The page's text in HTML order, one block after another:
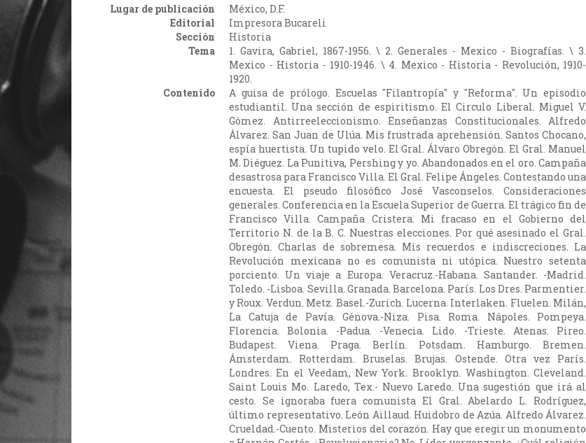
Lugar de publicación
México, D.F.
Editorial
Impresora Bucareli
Sección
Historia
Tema
1. Gavira, Gabriel, 1867-1956. \ 2. Generales - Mexico - Biografías. \ 3.
Mexico - Historia - 1910-1946. \ 4. Mexico - Historia - Revolución, 1910-
1920.
Contenido
A guisa de prólogo. Escuelas "Filantropía" y "Reforma". Un episodio
estudiantil. Una sección de espiritismo. El Circulo Liberal. Miguel V.
Gómez. Antirreeleccionismo. Enseñanzas Constitucionales. Alfredo
Álvarez. San Juan de Ulúa. Mis frustrada aprehensión. Santos Chocano,
espía huertista. Un tupido velo. El Gral. Álvaro Obregón. El Gral. Manuel
M. Diéguez. La Punitiva, Pershing y yo. Abandonados en el oro. Campaña
desastrosa para Francisco Villa. El Gral. Felipe Ángeles. Contestando una
encuesta. El pseudo filosófico José Vasconselos. Consideraciones
generales. Conferencia en la Escuela Superior de Guerra. El trágico fin de
Francisco Villa. Campaña Cristera. Mi fracaso en el Gobierno del
Territorio N. de la B. C. Nuestras elecciones. Por qué asesinado el Gral.
Obregón. Charlas de sobremesa. Mis recuerdos e indiscreciones. La
Revolución mexicana no es comunista ni utópica. Nuestro setenta
porciento. Un viaje a Europa. Veracruz.-Habana. Santander. -Madrid.
Toledo. -Lisboa. Sevilla. Granada. Barcelona. París. Los Dres. Parmentier.
y Roux. Verdun. Metz. Basel.-Zurich. Lucerna. Interlaken. Fluelen. Milán,
La Catuja de Pavía. Génova.-Niza. Pisa. Roma. Nápoles. Pompeya.
Florencia. Bolonia. -Padua. -Venecia. Lido. -Trieste. Atenas. Pireo.
Budapest. Viena. Praga. Berlín. Potsdam. Hamburgo. Bremen.
Ámsterdam. Rotterdam. Bruselas. Brujas. Ostende. Otra vez París.
Londres. En el Veedam, New York. Brooklyn. Washington. Cleveland.
Saint Louis Mo. Laredo, Tex.- Nuevo Laredo. Una sugestión que irá al
cesto. Se ignoraba fuera comunista El Gral. Abelardo L. Rodríguez,
último representativo. León Aillaud. Huidobro de Azúa. Alfredo Álvarez.
Crueldad.-Cuento. Misterios del corazón. Hay que eregir un monumento